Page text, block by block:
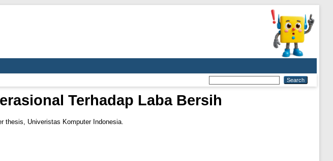
Terhadap Laba Bersih
thesis, Univeristas Komputer Indonesia.